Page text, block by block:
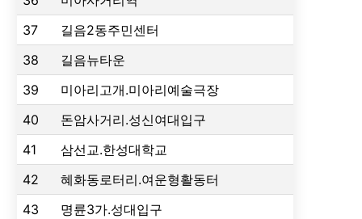
37
길음2동주민센터
38
길음뉴타운
39
미아리고개.미아리예술극장
40
돈암사거리.성신여대입구
41
삼선교.한성대학교
42
혜화동로터리.여운형활동터
43
명륜3가.성대입구